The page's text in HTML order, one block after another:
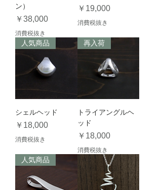
ン）
価格
￥38,000
消費税抜き
価格
￥19,000
消費税抜き
人気商品
シェルヘッド
価格
￥18,000
消費税抜き
再入荷
トライアングルヘ
ッド
価格
￥18,000
消費税抜き
人気商品